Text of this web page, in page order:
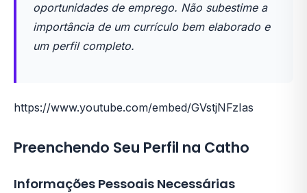
oportunidades de emprego. Não subestime a
importância de um currículo bem elaborado e
um perfil completo.
https://www.youtube.com/embed/GVstjNFzIas
Preenchendo Seu Perfil na Catho
Informações Pessoais Necessárias